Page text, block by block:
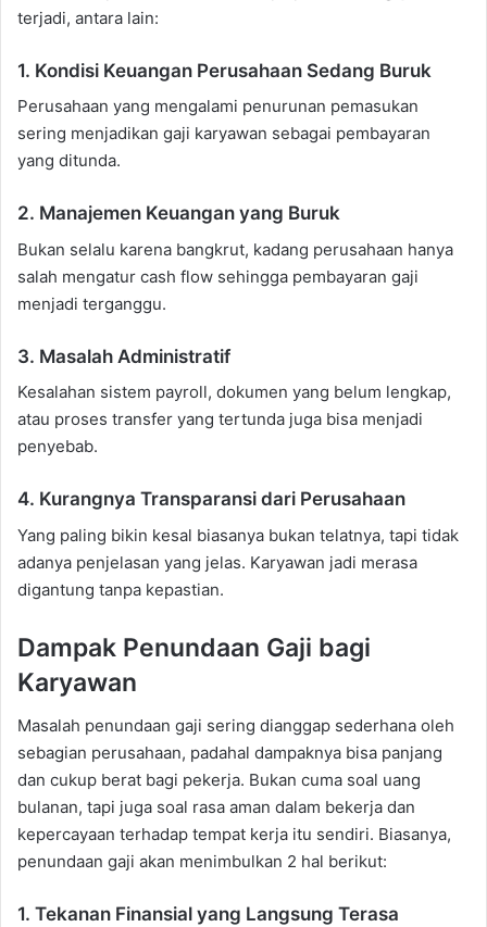
terjadi, antara lain:
1. Kondisi Keuangan Perusahaan Sedang Buruk
Perusahaan yang mengalami penurunan pemasukan
sering menjadikan gaji karyawan sebagai pembayaran
yang ditunda.
2. Manajemen Keuangan yang Buruk
Bukan selalu karena bangkrut, kadang perusahaan hanya
salah mengatur cash flow sehingga pembayaran gaji
menjadi terganggu.
3. Masalah Administratif
Kesalahan sistem payroll, dokumen yang belum lengkap,
atau proses transfer yang tertunda juga bisa menjadi
penyebab.
4. Kurangnya Transparansi dari Perusahaan
Yang paling bikin kesal biasanya bukan telatnya, tapi tidak
adanya penjelasan yang jelas. Karyawan jadi merasa
digantung tanpa kepastian.
Dampak Penundaan Gaji bagi
Karyawan
Masalah penundaan gaji sering dianggap sederhana oleh
sebagian perusahaan, padahal dampaknya bisa panjang
dan cukup berat bagi pekerja. Bukan cuma soal uang
bulanan, tapi juga soal rasa aman dalam bekerja dan
kepercayaan terhadap tempat kerja itu sendiri. Biasanya,
penundaan gaji akan menimbulkan 2 hal berikut:
1. Tekanan Finansial yang Langsung Terasa